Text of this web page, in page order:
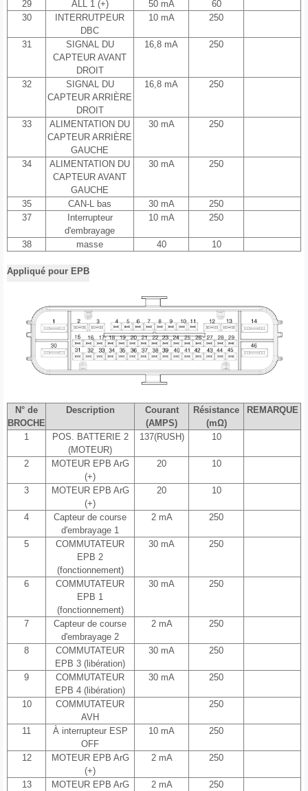
29 ALL 1 (+) 50 mA
60
30
INTERRUTPEUR
DBC
10 mA 250
31
SIGNAL DU
CAPTEUR AVANT
DROIT
16,8 mA 250
32
SIGNAL DU
CAPTEUR ARRIÈRE
DROIT
16,8 mA 250
33
ALIMENTATION DU
CAPTEUR ARRIÈRE
GAUCHE
30 mA 250
34
ALIMENTATION DU
CAPTEUR AVANT
GAUCHE
30 mA 250
35 CAN-L bas 30 mA
250
37
Interrupteur
d'embrayage
10 mA 250
38 masse 40 10
Appliqué pour EPB
N° de
BROCHE
Description
Courant
(AMPS)
Résistance
(mΩ)
REMARQUE
1
POS. BATTERIE 2
(MOTEUR)
137(RUSH) 10
2
MOTEUR EPB ArG
(+)
20 10
3
MOTEUR EPB ArG
(+)
20 10
4
Capteur de course
d'embrayage 1
2 mA 250
5
COMMUTATEUR
EPB 2
(fonctionnement)
30 mA 250
6
COMMUTATEUR
EPB 1
(fonctionnement)
30 mA 250
7
Capteur de course
d'embrayage 2
2 mA 250
8
COMMUTATEUR
EPB 3 (libération)
30 mA 250
9
COMMUTATEUR
EPB 4 (libération)
30 mA 250
10
COMMUTATEUR
AVH
250
11
À interrupteur ESP
OFF
10 mA 250
12
MOTEUR EPB ArG
(+)
2 mA 250
13
MOTEUR EPB ArG
2 mA 250